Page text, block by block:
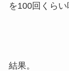
を100回くらい
結果。